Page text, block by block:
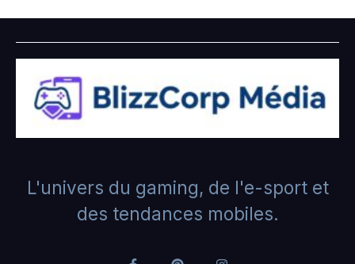
L'univers du gaming, de l'e-sport et
des tendances mobiles.